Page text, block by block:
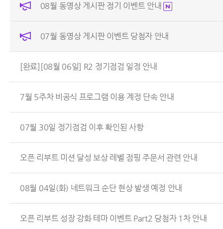
08월 동영상 게시판 정기 이벤트 안내
07월 동영상 게시판 이벤트 당첨자 안내
[완료][08월 06일] R2 정기점검 일정 안내
7월 5주차 비공식 프로그램 이용 계정 단속 안내
07월 30일 정기점검 이후 확인된 사항
오픈 리부트 미션 달성 보상 레벨 점핑 주문서 관련 안내
08월 04일(화) 네트워크 순단 현상 발생 예정 안내
오픈 리부트 성장 강화 테마 이벤트 Part2 당첨자 1차 안내